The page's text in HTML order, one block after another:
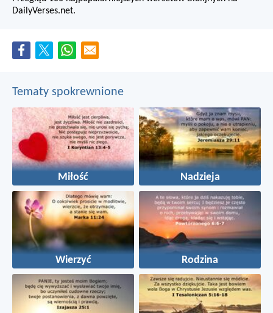
DailyVerses.net.
Tematy spokrewnione
Miłość Nadzieja
Wierzyć Rodzina